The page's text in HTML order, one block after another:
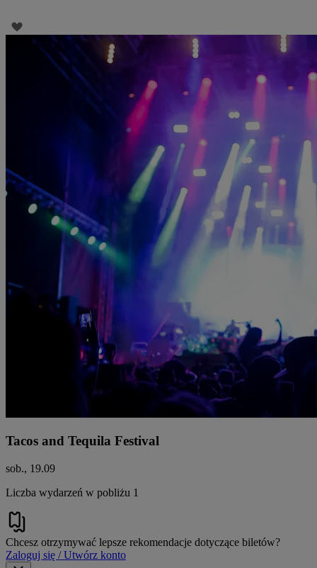
Tacos and Tequila Festival
sob., 19.09
Liczba wydarzeń w pobliżu 1
Chcesz otrzymywać lepsze rekomendacje dotyczące biletów?
Zaloguj się / Utwórz konto